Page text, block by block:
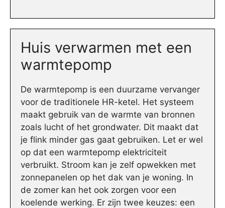
Huis verwarmen met een
warmtepomp
De warmtepomp is een duurzame vervanger
voor de traditionele HR-ketel. Het systeem
maakt gebruik van de warmte van bronnen
zoals lucht of het grondwater. Dit maakt dat
je flink minder gas gaat gebruiken. Let er wel
op dat een warmtepomp elektriciteit
verbruikt. Stroom kan je zelf opwekken met
zonnepanelen op het dak van je woning. In
de zomer kan het ook zorgen voor een
koelende werking. Er zijn twee keuzes: een